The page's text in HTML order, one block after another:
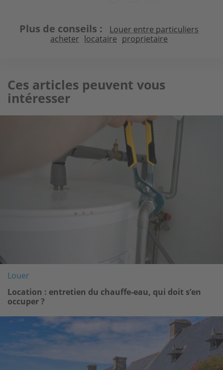
Plus de conseils
Louer entre particuliers
acheter locataire proprietaire
Ces articles peuvent vous
intéresser
Louer
Location : entretien du chauffe-eau, qui doit s’en
occuper ?
Image